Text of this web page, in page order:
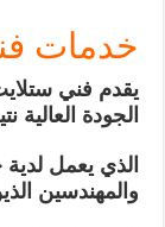
خدمات
يقدم فني
الجودة العالية
الذي يعمل
والمهندسين